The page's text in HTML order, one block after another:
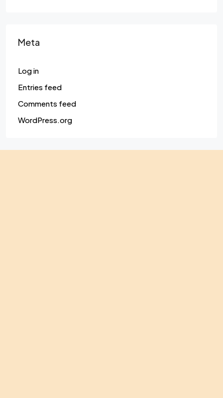
Meta
Log in
Entries feed
Comments feed
WordPress.org